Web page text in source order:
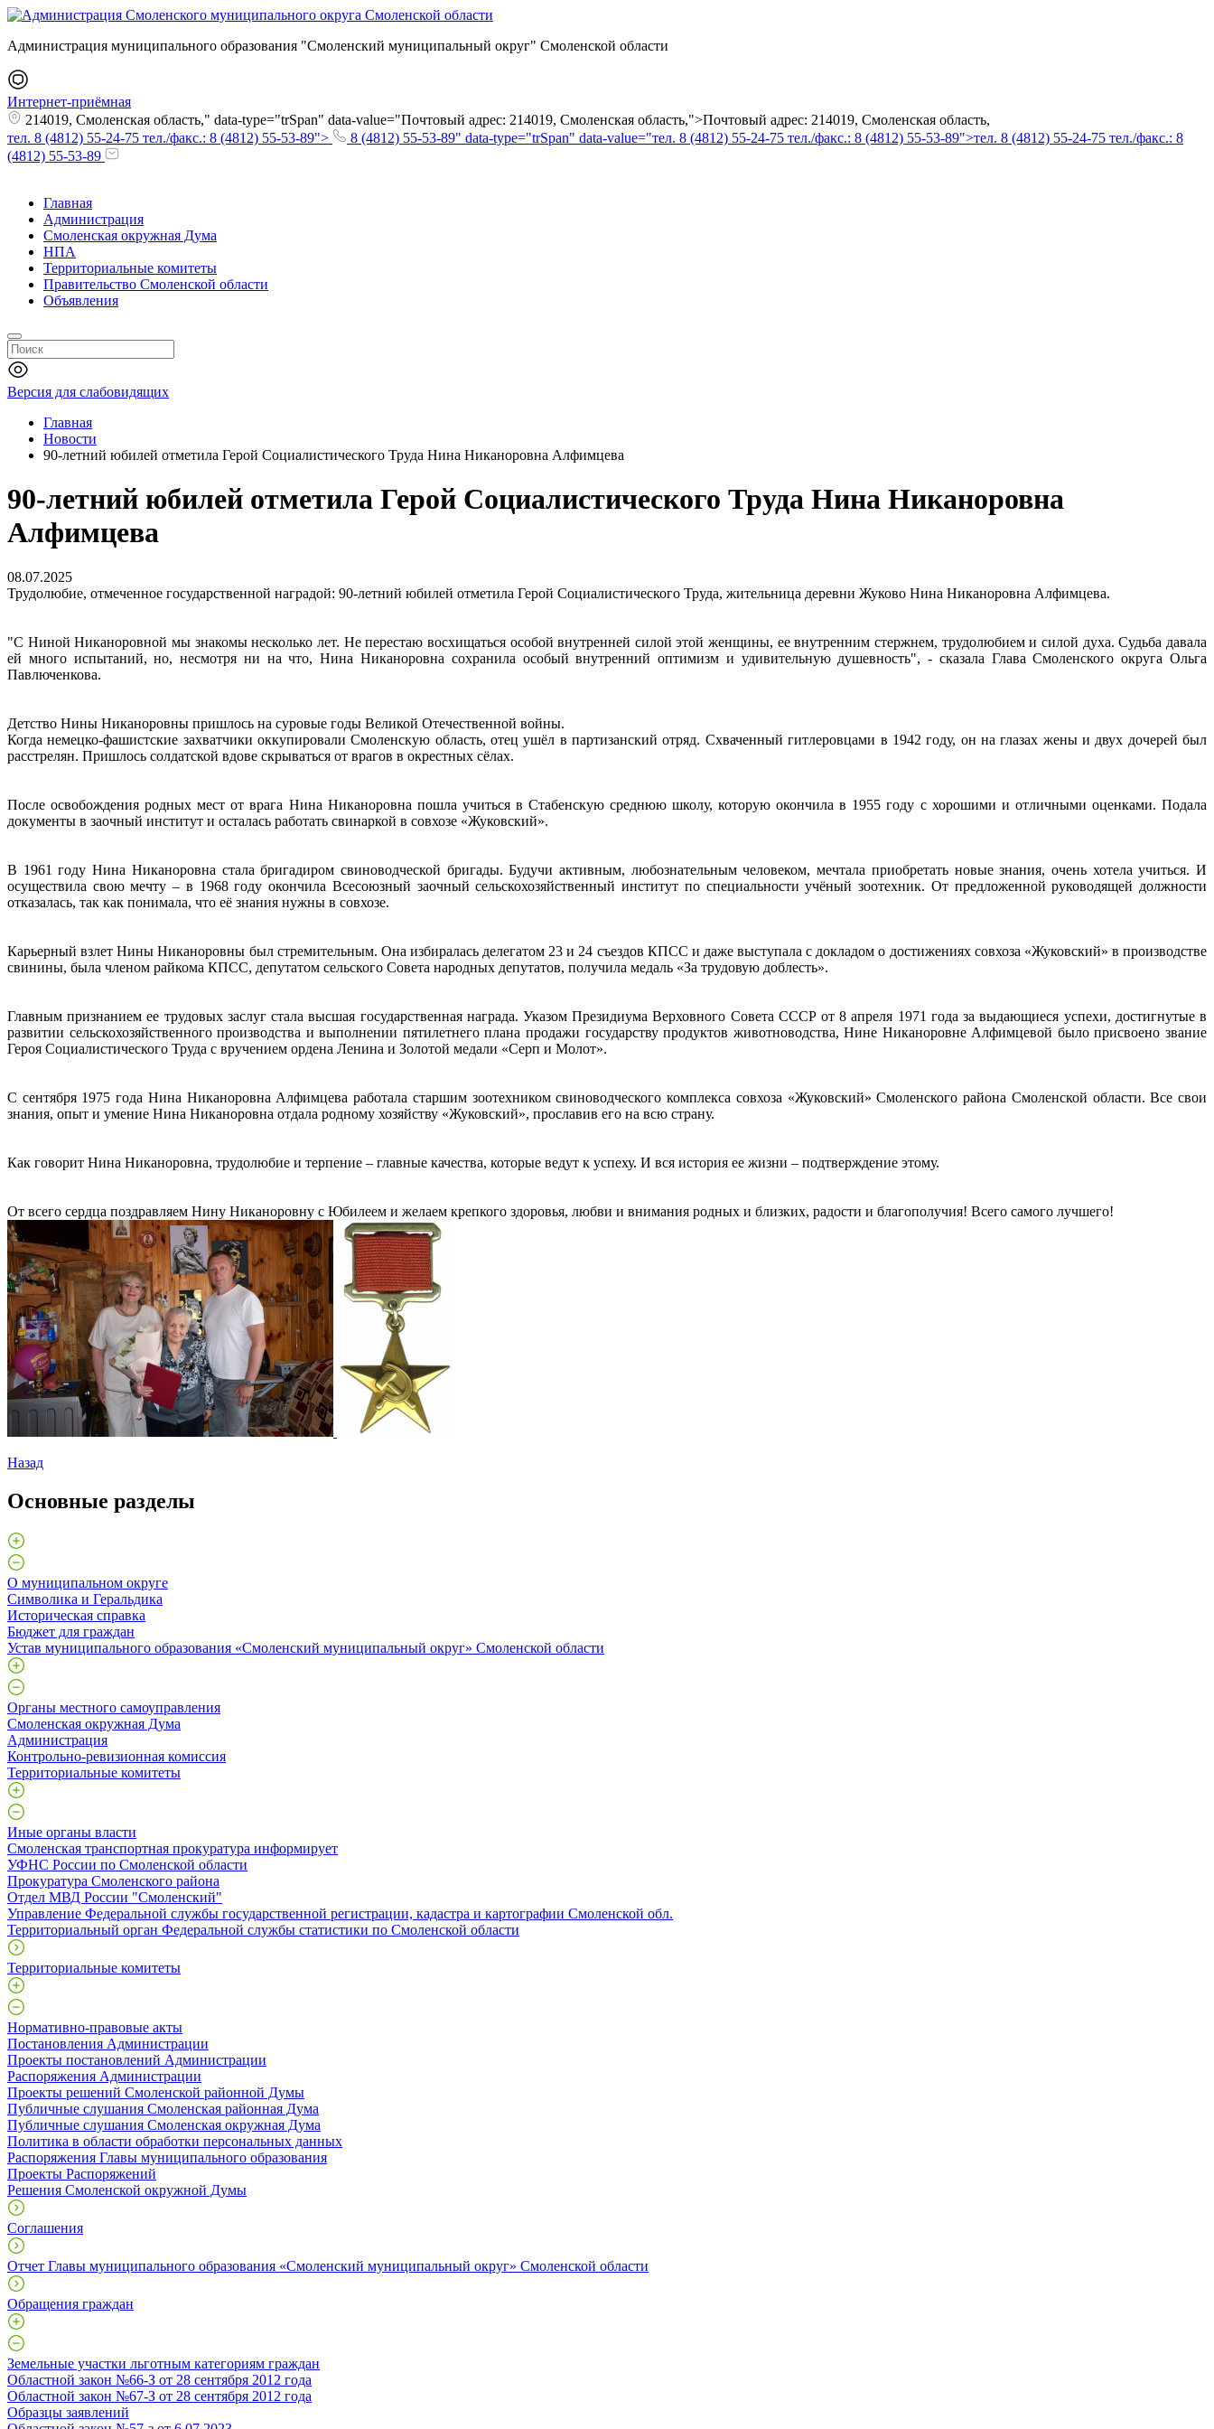
Администрация муниципального образования "Смоленский муниципальный округ" Смоленской области
Интернет-приёмная
214019, Смоленская область," data-type="trSpan" data-value="Почтовый адрес: 214019, Смоленская область,">Почтовый адрес: 214019, Смоленская область,
тел. 8 (4812) 55-24-75 тел./факс.: 8 (4812) 55-53-89">
8 (4812) 55-53-89" data-type="trSpan" data-value="тел. 8 (4812) 55-24-75 тел./факс.: 8 (4812) 55-53-89">тел. 8 (4812) 55-24-75 тел./факс.: 8
(4812) 55-53-89
Главная
Администрация
Смоленская окружная Дума
НПА
Территориальные комитеты
Правительство Смоленской области
Объявления
Версия для слабовидящих
Главная
Новости
90-летний юбилей отметила Герой Социалистического Труда Нина Никаноровна Алфимцева
90-летний юбилей отметила Герой Социалистического Труда Нина Никаноровна
Алфимцева
08.07.2025
Трудолюбие, отмеченное государственной наградой: 90-летний юбилей отметила Герой Социалистического Труда, жительница деревни Жуково Нина Никаноровна Алфимцева.
"С Ниной Никаноровной мы знакомы несколько лет. Не перестаю восхищаться особой внутренней силой этой женщины, ее внутренним стержнем, трудолюбием и силой духа. Судьба давала
ей много испытаний, но, несмотря ни на что, Нина Никаноровна сохранила особый внутренний оптимизм и удивительную душевность", - сказала Глава Смоленского округа Ольга
Павлюченкова.
Детство Нины Никаноровны пришлось на суровые годы Великой Отечественной войны.
Когда немецко-фашистские захватчики оккупировали Смоленскую область, отец ушёл в партизанский отряд. Схваченный гитлеровцами в 1942 году, он на глазах жены и двух дочерей был
расстрелян. Пришлось солдатской вдове скрываться от врагов в окрестных сёлах.
После освобождения родных мест от врага Нина Никаноровна пошла учиться в Стабенскую среднюю школу, которую окончила в 1955 году с хорошими и отличными оценками. Подала
документы в заочный институт и осталась работать свинаркой в совхозе «Жуковский».
В 1961 году Нина Никаноровна стала бригадиром свиноводческой бригады. Будучи активным, любознательным человеком, мечтала приобретать новые знания, очень хотела учиться. И
осуществила свою мечту – в 1968 году окончила Всесоюзный заочный сельскохозяйственный институт по специальности учёный зоотехник. От предложенной руководящей должности
отказалась, так как понимала, что её знания нужны в совхозе.
Карьерный взлет Нины Никаноровны был стремительным. Она избиралась делегатом 23 и 24 съездов КПСС и даже выступала с докладом о достижениях совхоза «Жуковский» в производстве
свинины, была членом райкома КПСС, депутатом сельского Совета народных депутатов, получила медаль «За трудовую доблесть».
Главным признанием ее трудовых заслуг стала высшая государственная награда. Указом Президиума Верховного Совета СССР от 8 апреля 1971 года за выдающиеся успехи, достигнутые в
развитии сельскохозяйственного производства и выполнении пятилетнего плана продажи государству продуктов животноводства, Нине Никаноровне Алфимцевой было присвоено звание
Героя Социалистического Труда с вручением ордена Ленина и Золотой медали «Серп и Молот».
С сентября 1975 года Нина Никаноровна Алфимцева работала старшим зоотехником свиноводческого комплекса совхоза «Жуковский» Смоленского района Смоленской области. Все свои
знания, опыт и умение Нина Никаноровна отдала родному хозяйству «Жуковский», прославив его на всю страну.
Как говорит Нина Никаноровна, трудолюбие и терпение – главные качества, которые ведут к успеху. И вся история ее жизни – подтверждение этому.
От всего сердца поздравляем Нину Никаноровну с Юбилеем и желаем крепкого здоровья, любви и внимания родных и близких, радости и благополучия! Всего самого лучшего!
Назад
Основные разделы
О муниципальном округе
Символика и Геральдика
Историческая справка
Бюджет для граждан
Устав муниципального образования «Смоленский муниципальный округ» Смоленской области
Органы местного самоуправления
Смоленская окружная Дума
Администрация
Контрольно-ревизионная комиссия
Территориальные комитеты
Иные органы власти
Смоленская транспортная прокуратура информирует
УФНС России по Смоленской области
Прокуратура Смоленского района
Отдел МВД России "Смоленский"
Управление Федеральной службы государственной регистрации, кадастра и картографии Смоленской обл.
Территориальный орган Федеральной службы статистики по Смоленской области
Территориальные комитеты
Нормативно-правовые акты
Постановления Администрации
Проекты постановлений Администрации
Распоряжения Администрации
Проекты решений Смоленской районной Думы
Публичные слушания Смоленская районная Дума
Публичные слушания Смоленская окружная Дума
Политика в области обработки персональных данных
Распоряжения Главы муниципального образования
Проекты Распоряжений
Решения Смоленской окружной Думы
Соглашения
Отчет Главы муниципального образования «Смоленский муниципальный округ» Смоленской области
Обращения граждан
Земельные участки льготным категориям граждан
Областной закон №66-З от 28 сентября 2012 года
Областной закон №67-З от 28 сентября 2012 года
Образцы заявлений